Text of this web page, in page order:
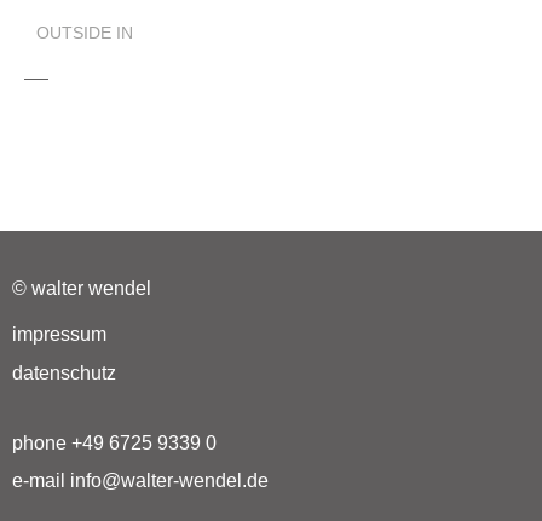
OUTSIDE IN
© walter wendel
impressum
datenschutz
phone +49 6725 9339 0
e-mail info@walter-wendel.de